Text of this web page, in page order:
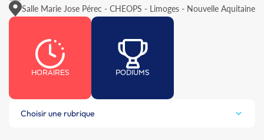
Salle Marie Jose Pérec - CHEOPS - Limoges - Nouvelle Aquitaine
HORAIRES PODIUMS
Choisir une rubrique